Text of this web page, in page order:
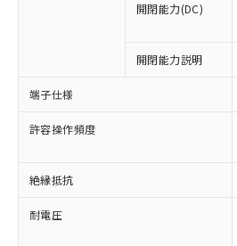
開閉能力(DC)
開閉能力説明
端子仕様
許容操作頻度
絶縁抵抗
耐電圧
本サービスは、当社
商品の当社在庫状況
(税抜)を提供させて
当社制御機器事業取
ことをご了承くださ
在庫状況および標準
記載している更新日
タに基づき作成され
覧された時点での実
準価格とは異なる場
調査・確認中：EU RoHS
非含有の対応状況を調査中
非該当品：ライセンス料な
害物質有無と関係のない商
仕入先様の事情により、非
いたものが、含有品と判明
むを得ず変更することがあ
*EU RoHS指令（10物質）：
鉛(Pb) 1000ppm以下、 水銀(Hg)
六価クロム(Cr(Ⅵ)) 1000ppm以下
類(PBB) 1000ppm以下、ポリ臭化
「○」：最大均質材料含有
基準値以下であることを示
「×」：最大均質材料含有
基準値を超えていることを
「－」：未確認です。当社
*中国RoHS10物質の基準値 (GB/
Pb(鉛) :1000ppm、 Hg(水銀) :
Cr(Ⅵ)(六価クロム) : 1000ppm、
当社は、これら貴社
為替および外国貿易
または国外への提供
国政府の輸出許可(ま
可)を取得するなどの